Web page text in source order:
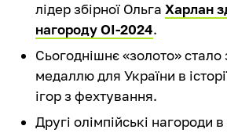
лідер збірної Ольга Харлан
нагороду ОІ-2024.
Сьогоднішнє «золото»
медаллю для України в
ігор з фехтування.
Другі олімпійські нагороди